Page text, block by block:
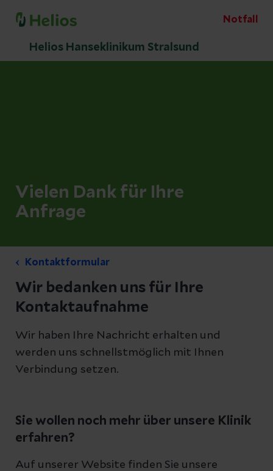
Notfall
Helios Hanseklinikum Stralsund
Vielen Dank für Ihre
Anfrage
Kontaktformular
Wir bedanken uns für Ihre
Kontaktaufnahme
Wir haben Ihre Nachricht erhalten und
werden uns schnellstmöglich mit Ihnen
Verbindung setzen.
Sie wollen noch mehr über unsere Klinik
erfahren?
Auf unserer Website finden Sie unsere